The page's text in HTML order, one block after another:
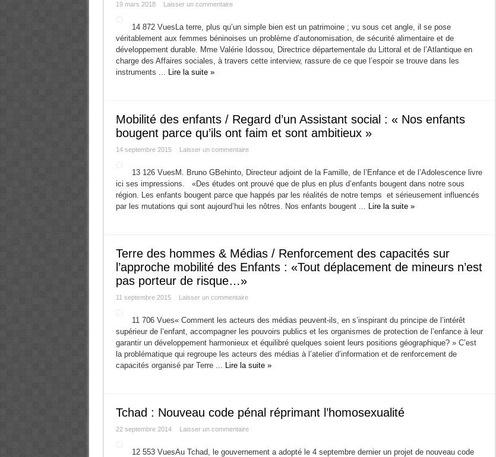
19 mars 2018 Laisser un commentaire
14 872 VuesLa terre, plus qu’un simple bien est un patrimoine ; vu sous cet angle, il se pose
véritablement aux femmes béninoises un problème d’autonomisation, de sécurité alimentaire et de
développement durable. Mme Valérie Idossou, Directrice départementale du Littoral et de l’Atlantique en
charge des Affaires sociales, à travers cette interview, rassure de ce que l’espoir se trouve dans les
instruments ... Lire la suite »
Mobilité des enfants / Regard d’un Assistant social : « Nos enfants
bougent parce qu’ils ont faim et sont ambitieux »
14 septembre 2015 Laisser un commentaire
13 126 VuesM. Bruno GBehinto, Directeur adjoint de la Famille, de l’Enfance et de l’Adolescence livre
ici ses impressions. «Des études ont prouvé que de plus en plus d’enfants bougent dans notre sous
région. Les enfants bougent parce que happés par les réalités de notre temps et sérieusement influencés
par les mutations qui sont aujourd’hui les nôtres. Nos enfants bougent ... Lire la suite »
Terre des hommes & Médias / Renforcement des capacités sur
l’approche mobilité des Enfants : «Tout déplacement de mineurs n’est
pas porteur de risque…»
11 septembre 2015 Laisser un commentaire
11 706 Vues« Comment les acteurs des médias peuvent-ils, en s’inspirant du principe de l’intérêt
supérieur de l’enfant, accompagner les pouvoirs publics et les organismes de protection de l’enfance à leur
garantir un développement harmonieux et équilibré quelques soient leurs positions géographique? » C’est
la problématique qui regroupe les acteurs des médias à l’atelier d’information et de renforcement de
capacités organisé par Terre ... Lire la suite »
Tchad : Nouveau code pénal réprimant l’homosexualité
22 septembre 2014 Laisser un commentaire
12 553 VuesAu Tchad, le gouvernement a adopté le 4 septembre dernier un projet de nouveau code